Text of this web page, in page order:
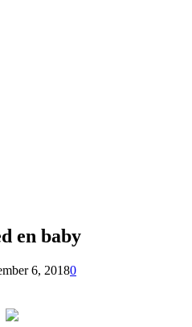
en baby
6, 20180